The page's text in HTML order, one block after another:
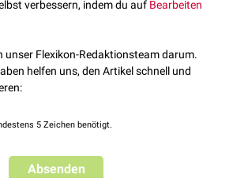
verbessern, indem du auf Bearbeiten
Flexikon-Redaktionsteam darum.
helfen uns, den Artikel schnell und
5 Zeichen benötigt.
Absenden